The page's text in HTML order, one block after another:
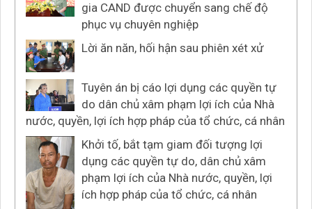
gia CAND được chuyển sang chế độ
phục vụ chuyên nghiệp
Lời ăn năn, hối hận sau phiên xét xử
Tuyên án bị cáo lợi dụng các quyền tự
do dân chủ xâm phạm lợi ích của Nhà
nước, quyền, lợi ích hợp pháp của tổ chức, cá nhân
Khởi tố, bắt tạm giam đối tượng lợi
dụng các quyền tự do, dân chủ xâm
phạm lợi ích của Nhà nước, quyền, lợi
ích hợp pháp của tổ chức, cá nhân